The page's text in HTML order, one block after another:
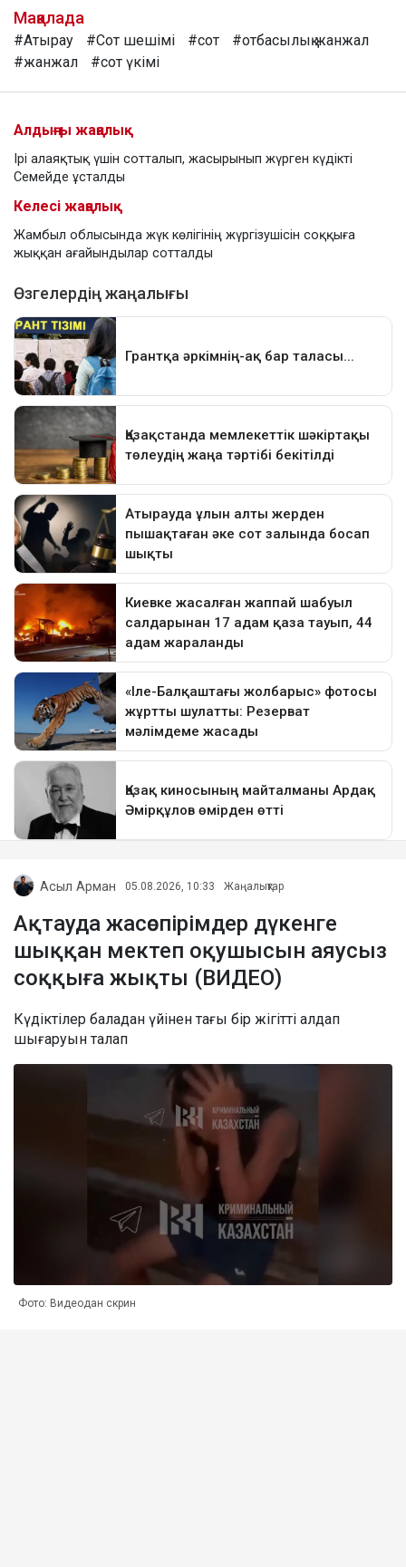
Мақалада
#Атырау #Сот шешімі #сот
#отбасылық жанжал
#жанжал
#сот үкімі
Алдыңғы жаңалық
Ірі алаяқтық үшін сотталып, жасырынып жүрген күдікті
Семейде ұсталды
Келесі жаңалық
Жамбыл облысында жүк көлігінің жүргізушісін соққыға
жыққан ағайындылар сотталды
Асыл Арман 05.08.2026, 10:33 Жаңалықтар
Ақтауда жасөспірімдер дүкенге
шыққан мектеп оқушысын аяусыз
соққыға жықты (ВИДЕО)
Күдіктілер баладан үйінен тағы бір жігітті алдап
шығаруын талап
Фото: Видеодан скрин